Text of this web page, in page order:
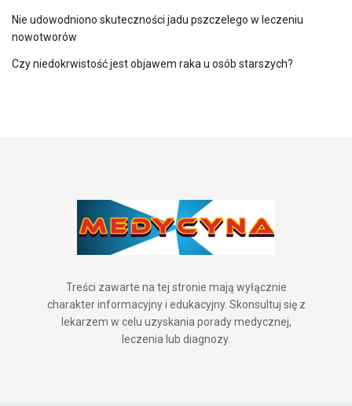
Nie udowodniono skuteczności jadu pszczelego w leczeniu
nowotworów
Czy niedokrwistość jest objawem raka u osób starszych?
Treści zawarte na tej stronie mają wyłącznie
charakter informacyjny i edukacyjny. Skonsultuj się z
lekarzem w celu uzyskania porady medycznej,
leczenia lub diagnozy.